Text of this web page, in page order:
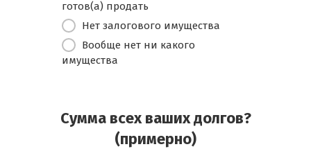
готов(а) продать
Нет залогового имущества
Вообще нет ни какого
имущества
Сумма всех ваших долгов?
(примерно)